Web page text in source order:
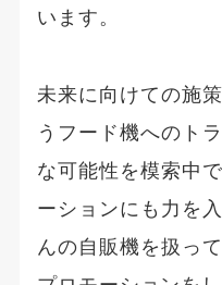
います。
未来に向けての施
うフード機へのト
な可能性を模索中
ーションにも力を
んの自販機を扱っ